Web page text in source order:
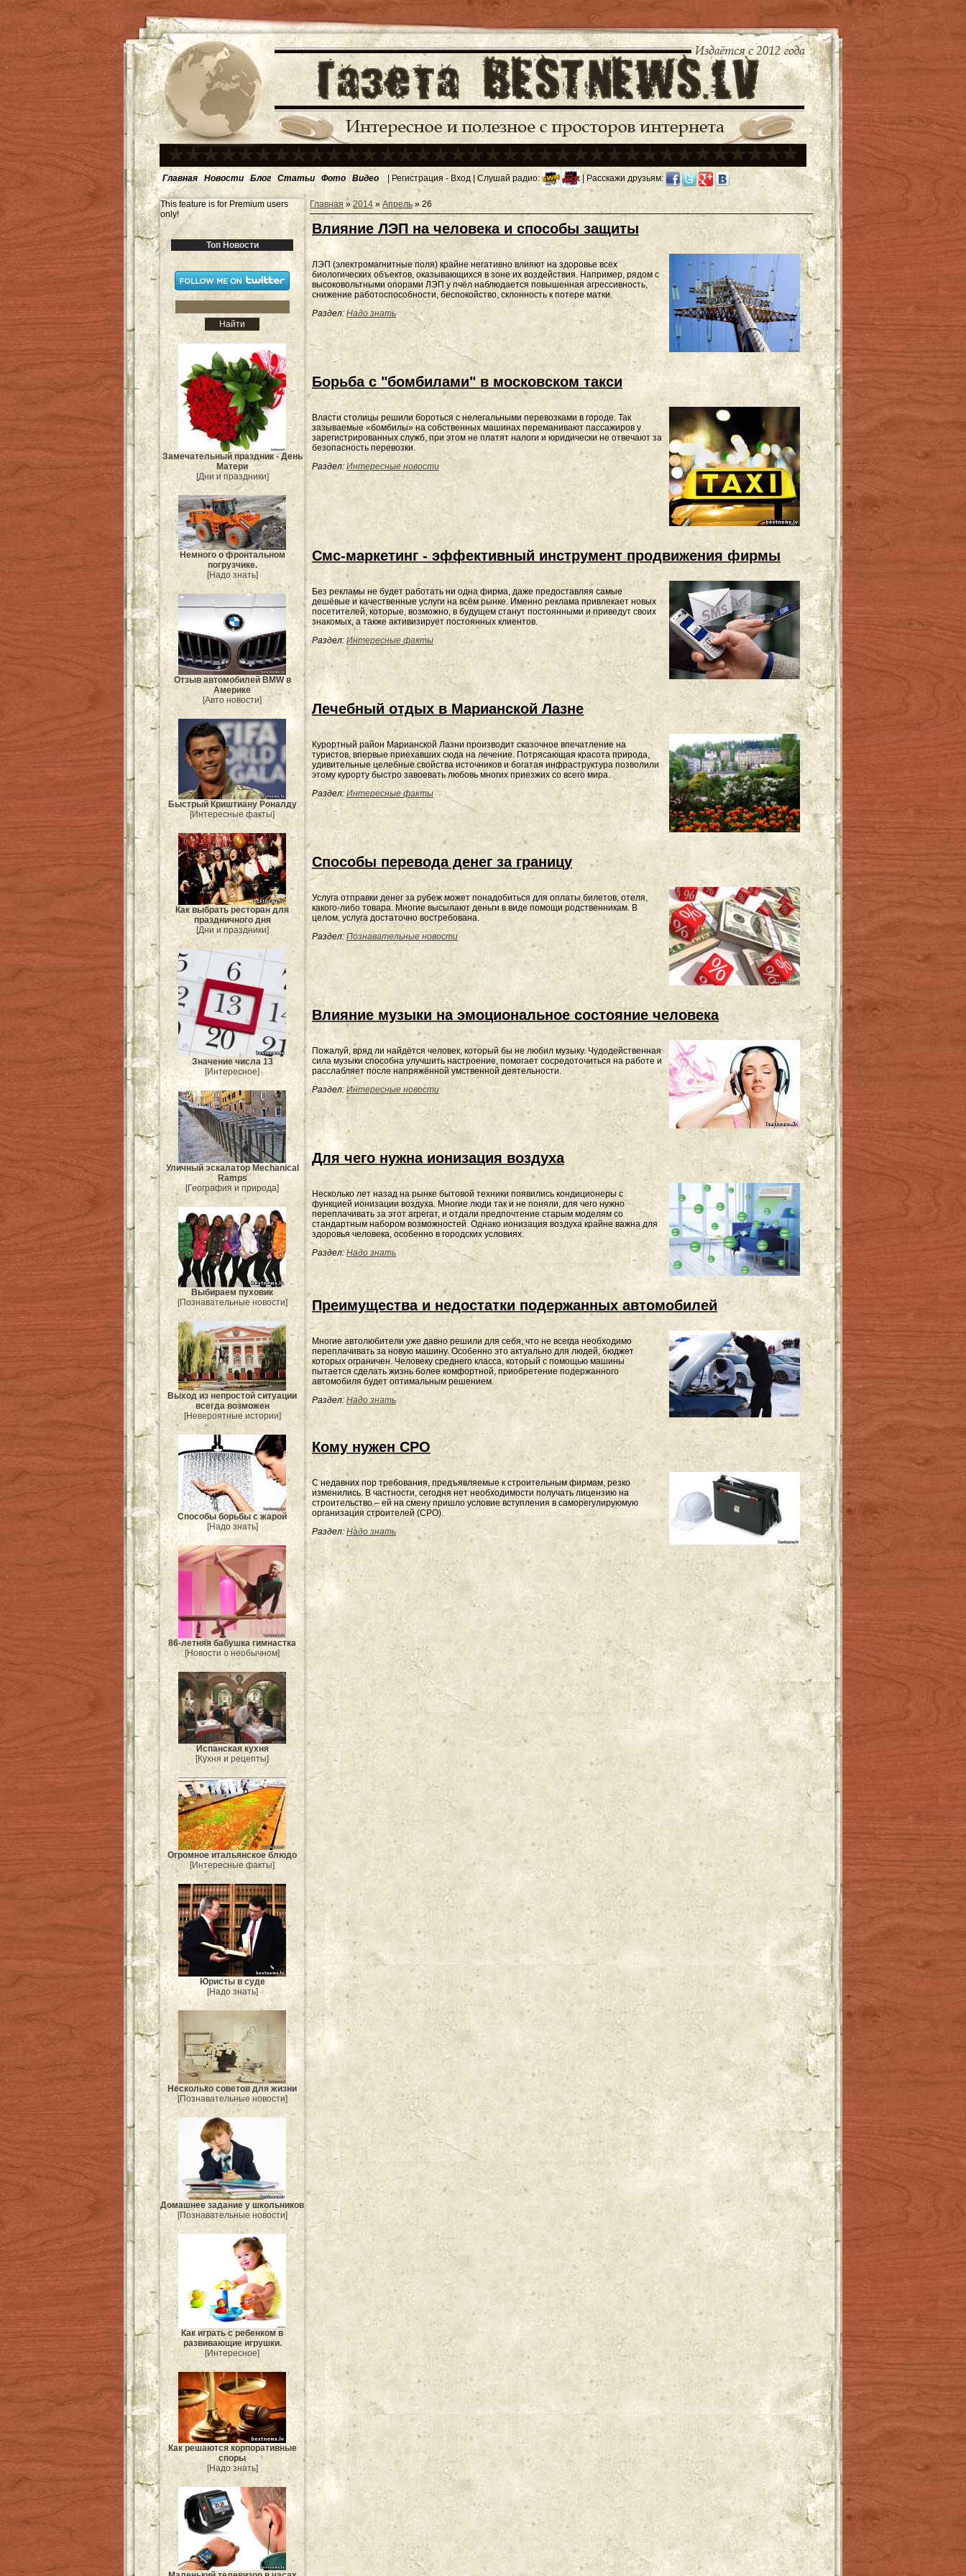
Главная Новости Блог Статьи Фото Видео | Регистрация - Вход | Слушай радио: | Расскажи друзьям:
This feature is for Premium users
only!
Топ Новости
Замечательный праздник - День
Матери
[Дни и праздники]
Немного о фронтальном
погрузчике.
[Надо знать]
Отзыв автомобилей BMW в
Америке
[Авто новости]
Быстрый Криштиану Роналду
[Интересные факты]
Как выбрать ресторан для
праздничного дня
[Дни и праздники]
Значение числа 13
[Интересное]
Уличный эскалатор Mechanical
Ramps
[География и природа]
Выбираем пуховик
[Познавательные новости]
Выход из непростой ситуации
всегда возможен
[Невероятные истории]
Способы борьбы с жарой
[Надо знать]
86-летняя бабушка гимнастка
[Новости о необычном]
Испанская кухня
[Кухня и рецепты]
Огромное итальянское блюдо
[Интересные факты]
Юристы в суде
[Надо знать]
Несколько советов для жизни
[Познавательные новости]
Домашнее задание у школьников
[Познавательные новости]
Как играть с ребенком в
развивающие игрушки.
[Интересное]
Как решаются корпоративные
споры
[Надо знать]
Главная » 2014 » Апрель » 26
Влияние ЛЭП на человека и способы защиты
ЛЭП (электромагнитные поля) крайне негативно влияют на здоровье всех
биологических объектов, оказывающихся в зоне их воздействия. Например, рядом с
высоковольтными опорами ЛЭП у пчёл наблюдается повышенная агрессивность,
снижение работоспособности, беспокойство, склонность к потере матки.
Раздел: Надо знать
Борьба с "бомбилами" в московском такси
Власти столицы решили бороться с нелегальными перевозками в городе. Так
зазываемые «бомбилы» на собственных машинах переманивают пассажиров у
зарегистрированных служб, при этом не платят налоги и юридически не отвечают за
безопасность перевозки.
Раздел: Интересные новости
Смс-маркетинг - эффективный инструмент продвижения фирмы
Без рекламы не будет работать ни одна фирма, даже предоставляя самые
дешёвые и качественные услуги на всём рынке. Именно реклама привлекает новых
посетителей, которые, возможно, в будущем станут постоянными и приведут своих
знакомых, а также активизирует постоянных клиентов.
Раздел: Интересные факты
Лечебный отдых в Марианской Лазне
Курортный район Марианской Лазни производит сказочное впечатление на
туристов, впервые приехавших сюда на лечение. Потрясающая красота природа,
удивительные целебные свойства источников и богатая инфраструктура позволили
этому курорту быстро завоевать любовь многих приезжих со всего мира.
Раздел: Интересные факты
Способы перевода денег за границу
Услуга отправки денег за рубеж может понадобиться для оплаты билетов, отеля,
какого-либо товара. Многие высылают деньги в виде помощи родственникам. В
целом, услуга достаточно востребована.
Раздел: Познавательные новости
Влияние музыки на эмоциональное состояние человека
Пожалуй, вряд ли найдётся человек, который бы не любил музыку. Чудодейственная
сила музыки способна улучшить настроение, помогает сосредоточиться на работе и
расслабляет после напряжённой умственной деятельности.
Раздел: Интересные новости
Для чего нужна ионизация воздуха
Несколько лет назад на рынке бытовой техники появились кондиционеры с
функцией ионизации воздуха. Многие люди так и не поняли, для чего нужно
переплачивать за этот агрегат, и отдали предпочтение старым моделям со
стандартным набором возможностей. Однако ионизация воздуха крайне важна для
здоровья человека, особенно в городских условиях.
Раздел: Надо знать
Преимущества и недостатки подержанных автомобилей
Многие автолюбители уже давно решили для себя, что не всегда необходимо
переплачивать за новую машину. Особенно это актуально для людей, бюджет
которых ограничен. Человеку среднего класса, который с помощью машины
пытается сделать жизнь более комфортной, приобретение подержанного
автомобиля будет оптимальным решением.
Раздел: Надо знать
Кому нужен СРО
С недавних пор требования, предъявляемые к строительным фирмам, резко
изменились. В частности, сегодня нет необходимости получать лицензию на
строительство – ей на смену пришло условие вступления в саморегулируюмую
организация строителей (СРО).
Раздел: Надо знать